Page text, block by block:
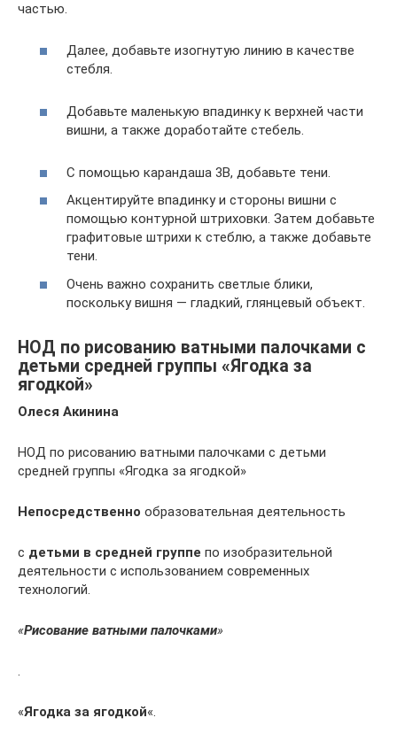
частью.
Далее, добавьте изогнутую линию в качестве
стебля.
Добавьте маленькую впадинку к верхней части
вишни, а также доработайте стебель.
С помощью карандаша 3B, добавьте тени.
Акцентируйте впадинку и стороны вишни с
помощью контурной штриховки. Затем добавьте
графитовые штрихи к стеблю, а также добавьте
тени.
Очень важно сохранить светлые блики,
поскольку вишня — гладкий, глянцевый объект.
НОД по рисованию ватными палочками с
детьми средней группы «Ягодка за
ягодкой»
Олеся Акинина
НОД по рисованию ватными палочками с детьми
средней группы «Ягодка за ягодкой»
Непосредственно образовательная деятельность
с детьми в средней группе по изобразительной
деятельности с использованием современных
технологий.
«Рисование ватными палочками»
«Ягодка за ягодкой«.